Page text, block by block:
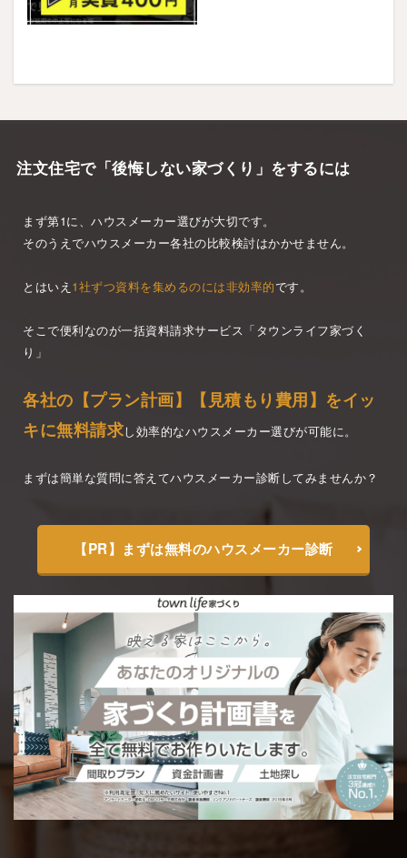
注文住宅で「後悔しない家づくり」をするには
まず第1に、ハウスメーカー選びが大切です。
そのうえでハウスメーカー各社の比較検討はかかせません。
とはいえ 1社ずつ資料を集めるのには非効率的です。
そこで便利なのが一括資料請求サービス「タウンライフ家づく
り」
各社の【プラン計画】【見積もり費用】をイッ
キに無料請求し効率的なハウスメーカー選びが可能に。
まずは簡単な質問に答えてハウスメーカー診断してみませんか？
【PR】まずは無料のハウスメーカー診断